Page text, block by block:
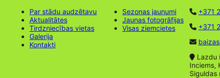
Par stādu audzētavu
Aktualitātes
Tirdzniecības vietas
Galerija
Kontakti
Sezonas jaunumi
Jaunas fotogrāfijas
Visas ziemcietes
+371
+371
Lazdu
Inciems,
Siguldas